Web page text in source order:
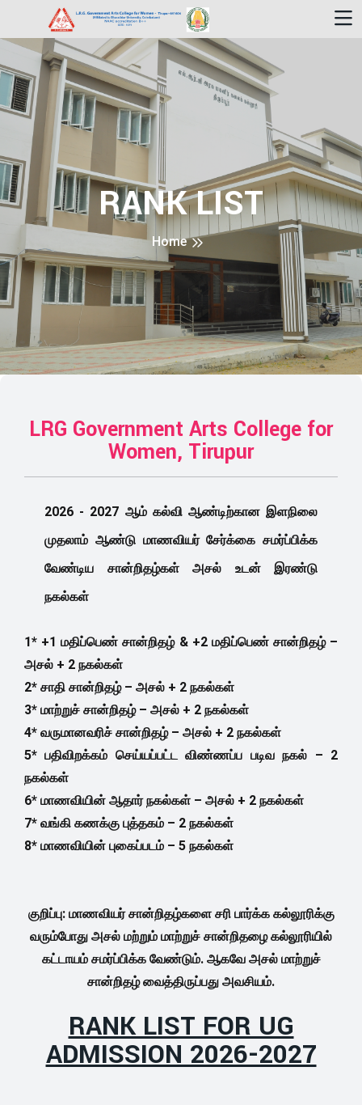
RANK LIST
Home
LRG Government Arts College for
Women, Tirupur
2026 - 2027 ஆம் கல்வி ஆண்டிற்கான இளநிலை
முதலாம் ஆண்டு மாணவியர் சேர்க்கை சமர்ப்பிக்க
வேண்டிய சான்றிதழ்கள் அசல் உடன் இரண்டு
நகல்கள்
1* +1 மதிப்பெண் சான்றிதழ் & +2 மதிப்பெண் சான்றிதழ் –
அசல் + 2 நகல்கள்
2* சாதி சான்றிதழ் – அசல் + 2 நகல்கள்
3* மாற்றுச் சான்றிதழ் – அசல் + 2 நகல்கள்
4* வருமானவரிச் சான்றிதழ் – அசல் + 2 நகல்கள்
5* பதிவிறக்கம் செய்யப்பட்ட விண்ணப்ப படிவ நகல் – 2
நகல்கள்
6* மாணவியின் ஆதார் நகல்கள் – அசல் + 2 நகல்கள்
7* வங்கி கணக்கு புத்தகம் – 2 நகல்கள்
8* மாணவியின் புகைப்படம் – 5 நகல்கள்
குறிப்பு: மாணவியர் சான்றிதழ்களை சரி பார்க்க கல்லூரிக்கு
வரும்போது அசல் மற்றும் மாற்றுச் சான்றிதழை கல்லூரியில்
கட்டாயம் சமர்ப்பிக்க வேண்டும். ஆகவே அசல் மாற்றுச்
சான்றிதழ் வைத்திருப்பது அவசியம்.
RANK LIST FOR UG
ADMISSION 2026-2027